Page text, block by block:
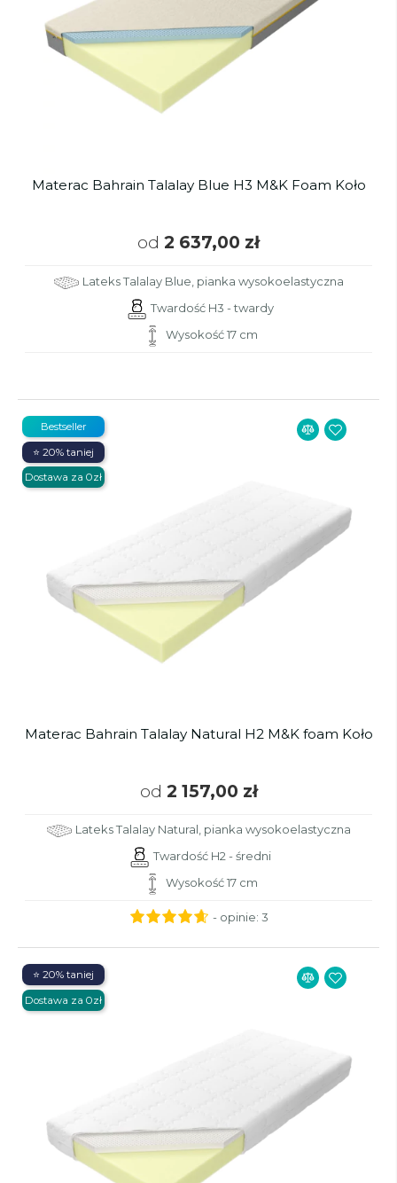
Materac Bahrain Talalay Blue H3 M&K Foam Koło
od 2 637,00 zł
Lateks Talalay Blue, pianka wysokoelastyczna
Twardość H3 - twardy
Wysokość 17 cm
Materac Bahrain Talalay Natural H2 M&K foam Koło
od 2 157,00 zł
Lateks Talalay Natural, pianka wysokoelastyczna
Twardość H2 - średni
Wysokość 17 cm
Bestseller
⭐ 20% taniej
Dostawa za 0zł
- opinie: 3
⭐ 20% taniej
Dostawa za 0zł